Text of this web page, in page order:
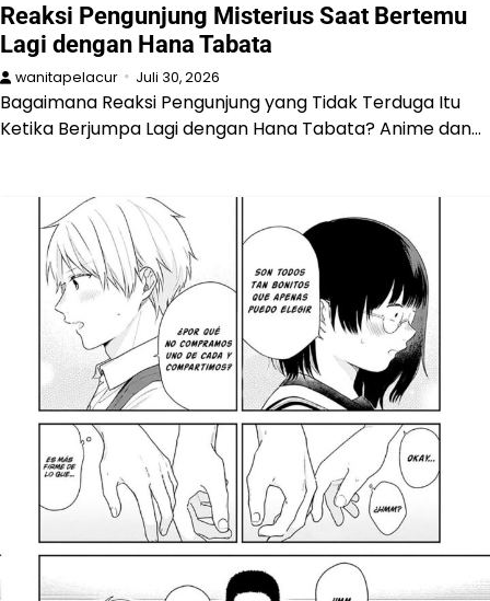
Reaksi Pengunjung Misterius Saat Bertemu
Lagi dengan Hana Tabata
wanitapelacur Juli 30, 2026
Bagaimana Reaksi Pengunjung yang Tidak Terduga Itu
Ketika Berjumpa Lagi dengan Hana Tabata? Anime dan…